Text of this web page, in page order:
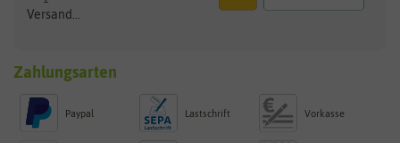
Versand...
Zahlungsarten
Paypal Lastschrift Vorkasse